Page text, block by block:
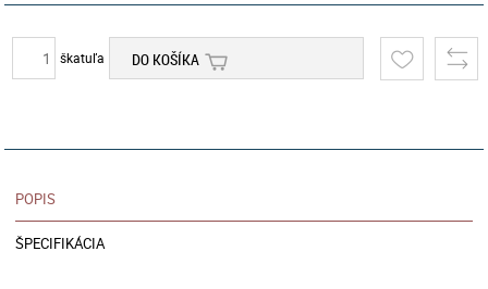
škatuľa DO KOŠÍKA
POPIS
ŠPECIFIKÁCIA